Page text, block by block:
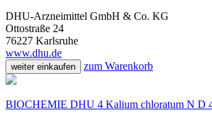
DHU-Arzneimittel GmbH & Co. KG
Ottostraße 24
76227 Karlsruhe
www.dhu.de
weiter einkaufen zum Warenkorb
BIOCHEMIE DHU 4 Kalium chloratum N D